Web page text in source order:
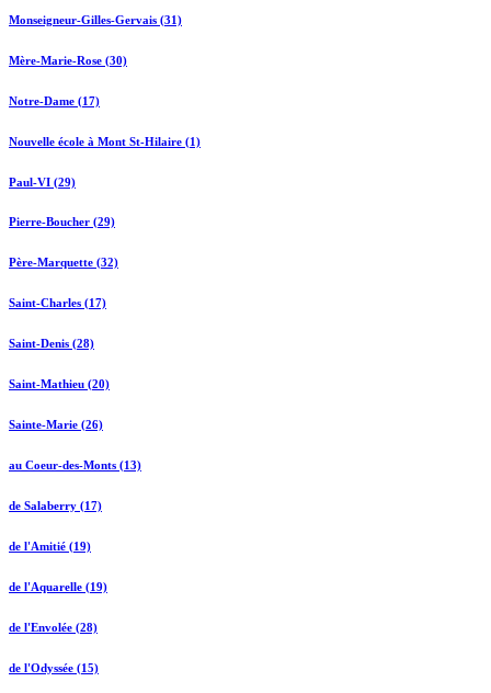
Monseigneur-Gilles-Gervais (31)
Mère-Marie-Rose (30)
Notre-Dame (17)
Nouvelle école à Mont St-Hilaire (1)
Paul-VI (29)
Pierre-Boucher (29)
Père-Marquette (32)
Saint-Charles (17)
Saint-Denis (28)
Saint-Mathieu (20)
Sainte-Marie (26)
au Coeur-des-Monts (13)
de Salaberry (17)
de l'Amitié (19)
de l'Aquarelle (19)
de l'Envolée (28)
de l'Odyssée (15)